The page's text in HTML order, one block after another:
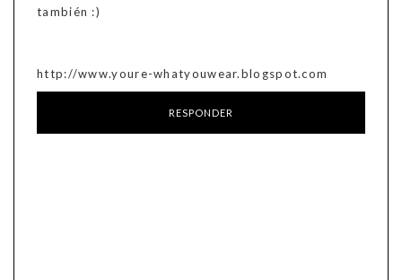
también :)
http://www.youre-whatyouwear.blogspot.com
RESPONDER